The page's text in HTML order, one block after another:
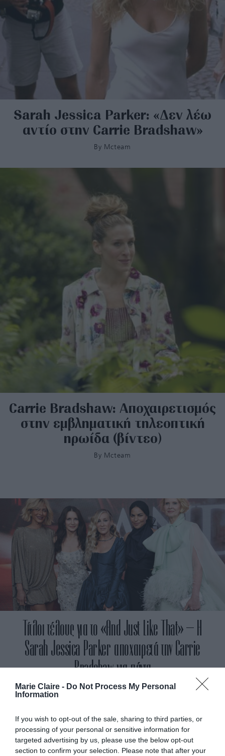
Marie Claire - Do Not Process My Personal
Information
If you wish to opt-out of the sale, sharing to third parties, or
processing of your personal or sensitive information for
targeted advertising by us, please use the below opt-out
section to confirm your selection. Please note that after your
Sarah Jessica Parker: «Δεν λέω
αντίο στην Carrie Bradshaw»
By Mcteam
Carrie Bradshaw: Αποχαιρετισμός
στην εμβληματική τηλεοπτική
ηρωίδα (βίντεο)
By Mcteam
Τίτλοι τέλους για τo «And Just Like That» – Η
Sarah Jessica Parker αποχαιρετά την Carrie
Bradshaw για πάντα
ByMcteam